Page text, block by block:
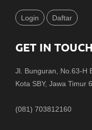
Login Daftar
GET IN TOUCH
Jl. Bunguran, No.63-H
Kota SBY, Jawa Timur
(081) 703812160